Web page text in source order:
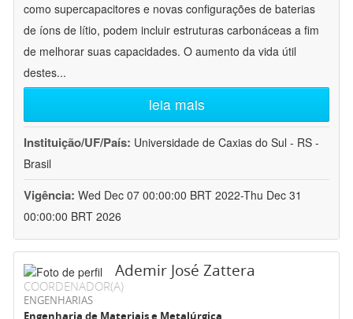
como supercapacitores e novas configurações de baterias
de íons de lítio, podem incluir estruturas carbonáceas a fim
de melhorar suas capacidades. O aumento da vida útil
destes...
leia mais
Instituição/UF/País: Universidade de Caxias do Sul - RS -
Brasil
Vigência: Wed Dec 07 00:00:00 BRT 2022-Thu Dec 31
00:00:00 BRT 2026
Ademir José Zattera
COORDENADOR(A)
ENGENHARIAS
Engenharia de Materiais e Metalúrgica